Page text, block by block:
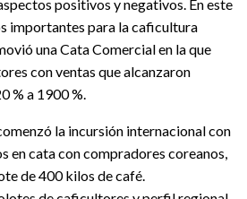
positivos y negativos. En este
importantes para la caficultura
una Cata Comercial en la que
con ventas que alcanzaron
% a 1900 %.
la incursión internacional con
en cata con compradores coreanos,
de 400 kilos de café.